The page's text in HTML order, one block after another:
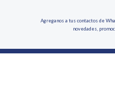
Agreganos a tus contactos de
novedades,